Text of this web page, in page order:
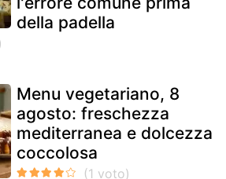
della padella
Menu vegetariano, 8
agosto: freschezza
mediterranea e dolcezza
coccolosa